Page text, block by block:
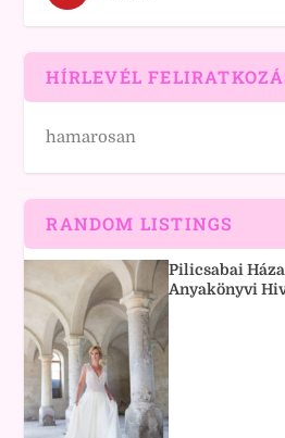
HÍRLEVÉL
hamarosan
RANDOM LISTINGS
Pilicsabai
Anyakönyvi